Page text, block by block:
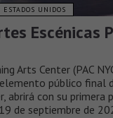
ESTADOS UNIDOS
Escénicas
Arts Center (PAC
público final
abrirá con su primera
de septiembre de